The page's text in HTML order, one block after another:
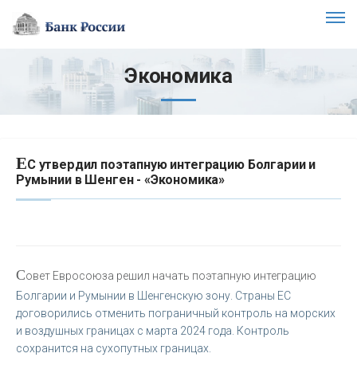
Экономика
ЕС утвердил поэтапную интеграцию Болгарии и
Румынии в Шенген - «Экономика»
Совет Евросоюза решил начать поэтапную интеграцию
Болгарии и Румынии в Шенгенскую зону. Страны ЕС
договорились отменить пограничный контроль на морских
и воздушных границах с марта 2024 года. Контроль
сохранится на сухопутных границах.